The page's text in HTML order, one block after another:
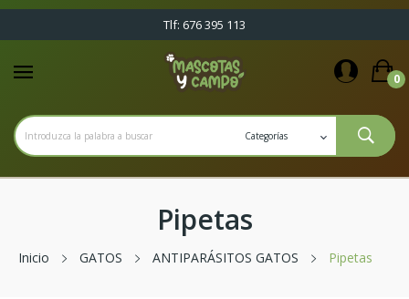
Tlf: 676 395 113
0
Pipetas
Inicio GATOS ANTIPARÁSITOS GATOS Pipetas